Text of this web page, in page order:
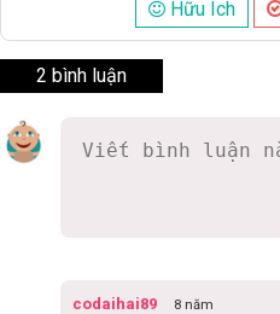
Hữu Ích
2 bình luận
codaihai89 8 năm